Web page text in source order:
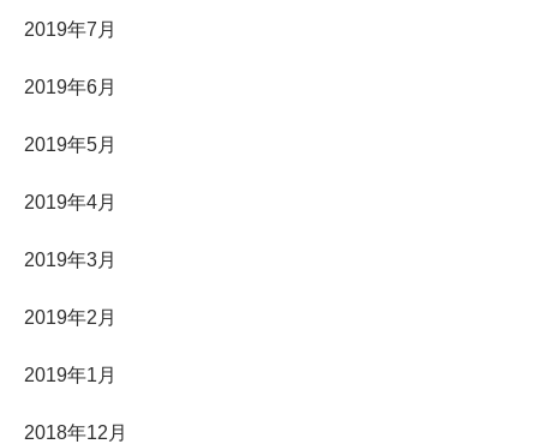
2019年7月
2019年6月
2019年5月
2019年4月
2019年3月
2019年2月
2019年1月
2018年12月